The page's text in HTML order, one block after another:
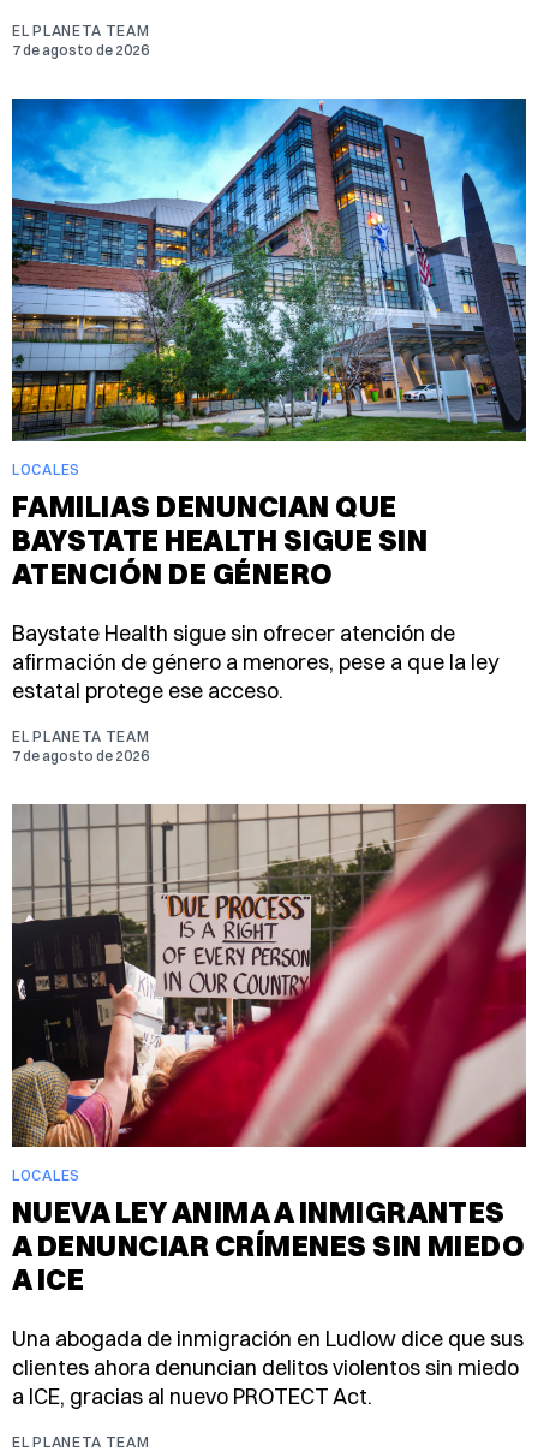
EL PLANETA TEAM
7 de agosto de 2026
LOCALES
FAMILIAS DENUNCIAN QUE
BAYSTATE HEALTH SIGUE SIN
ATENCIÓN DE GÉNERO
Baystate Health sigue sin ofrecer atención de
afirmación de género a menores, pese a que la ley
estatal protege ese acceso.
EL PLANETA TEAM
7 de agosto de 2026
LOCALES
NUEVA LEY ANIMA A INMIGRANTES
A DENUNCIAR CRÍMENES SIN MIEDO
A ICE
Una abogada de inmigración en Ludlow dice que sus
clientes ahora denuncian delitos violentos sin miedo
a ICE, gracias al nuevo PROTECT Act.
EL PLANETA TEAM